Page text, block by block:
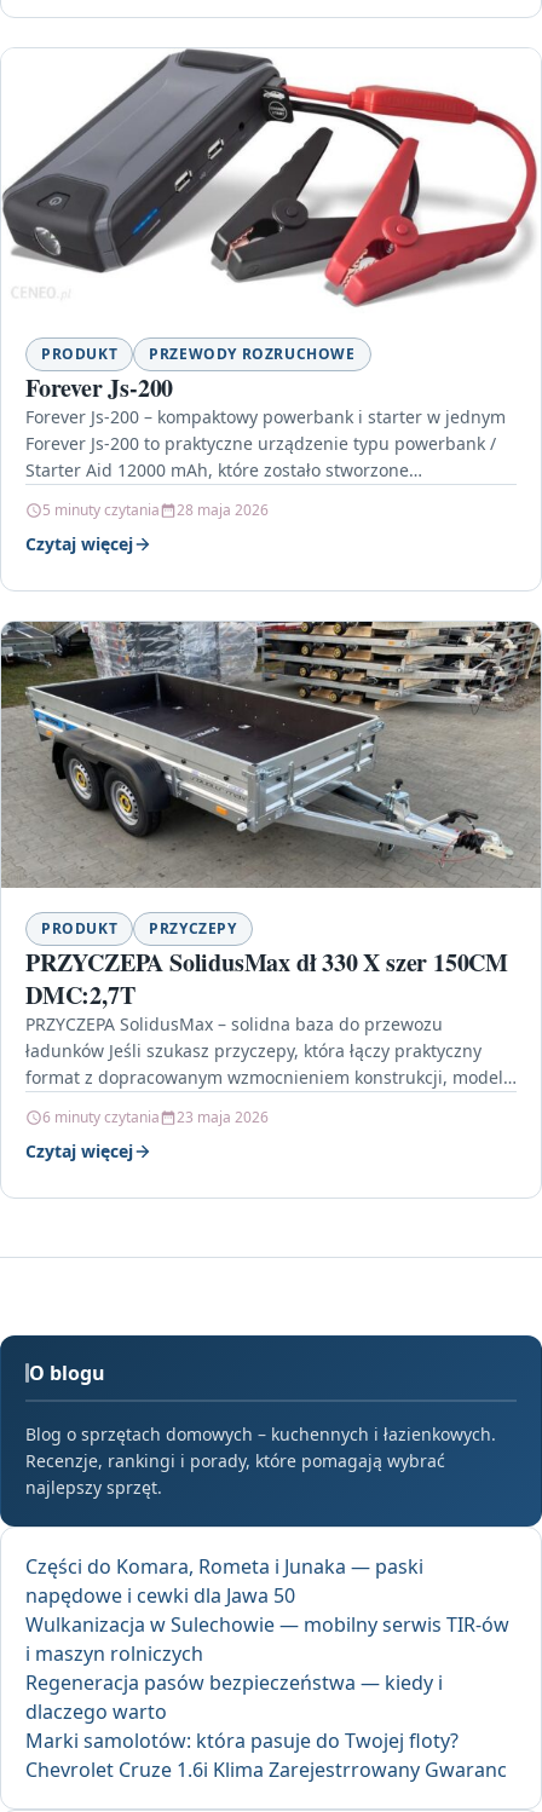
PRODUKT PRZEWODY ROZRUCHOWE
Forever Js-200
Forever Js-200 – kompaktowy powerbank i starter w jednym
Forever Js-200 to praktyczne urządzenie typu powerbank /
Starter Aid 12000 mAh, które zostało stworzone…
5 minuty czytania 28 maja 2026
Czytaj więcej
PRODUKT PRZYCZEPY
PRZYCZEPA SolidusMax dł 330 X szer 150CM
DMC:2,7T
PRZYCZEPA SolidusMax – solidna baza do przewozu
ładunków Jeśli szukasz przyczepy, która łączy praktyczny
format z dopracowanym wzmocnieniem konstrukcji, model
6 minuty czytania 23 maja 2026
Czytaj więcej
O blogu
Blog o sprzętach domowych – kuchennych i łazienkowych.
Recenzje, rankingi i porady, które pomagają wybrać
najlepszy sprzęt.
Części do Komara, Rometa i Junaka — paski
napędowe i cewki dla Jawa 50
Wulkanizacja w Sulechowie — mobilny serwis TIR-ów
i maszyn rolniczych
Regeneracja pasów bezpieczeństwa — kiedy i
dlaczego warto
Marki samolotów: która pasuje do Twojej floty?
Chevrolet Cruze 1.6i Klima Zarejestrrowany Gwaranc